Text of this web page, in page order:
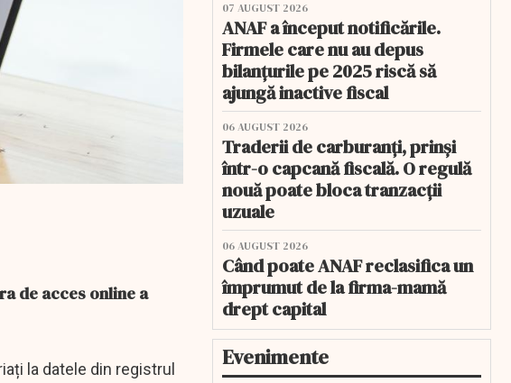
de acces online a
la datele din registrul
07 AUGUST 2026
ANAF a început notificările.
Firmele care nu au depus
bilanțurile pe 2025 riscă să
ajungă inactive fiscal
06 AUGUST 2026
Traderii de carburanți, prinși
într-o capcană fiscală. O regulă
nouă poate bloca tranzacții
uzuale
06 AUGUST 2026
Când poate ANAF reclasifica un
împrumut de la firma-mamă
drept capital
Evenimente